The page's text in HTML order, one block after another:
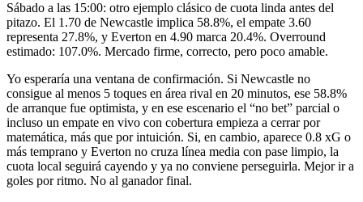
Sábado a las 15:00: otro ejemplo clásico de cuota linda antes del
pitazo. El 1.70 de Newcastle implica 58.8%, el empate 3.60
representa 27.8%, y Everton en 4.90 marca 20.4%. Overround
estimado: 107.0%. Mercado firme, correcto, pero poco amable.
Yo esperaría una ventana de confirmación. Si Newcastle no
consigue al menos 5 toques en área rival en 20 minutos, ese 58.8%
de arranque fue optimista, y en ese escenario el “no bet” parcial o
incluso un empate en vivo con cobertura empieza a cerrar por
matemática, más que por intuición. Si, en cambio, aparece 0.8 xG o
más temprano y Everton no cruza línea media con pase limpio, la
cuota local seguirá cayendo y ya no conviene perseguirla. Mejor ir a
goles por ritmo. No al ganador final.